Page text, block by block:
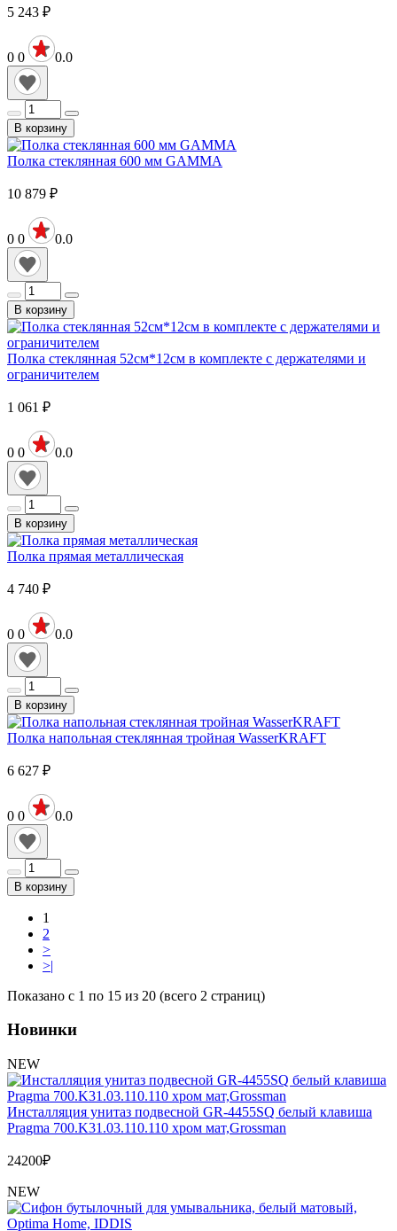
5 243 ₽
0 0 0.0
В корзину
Полка стеклянная 600 мм GAMMA
10 879 ₽
0 0 0.0
В корзину
Полка стеклянная 52см*12см в комплекте с держателями и
ограничителем
1 061 ₽
0 0 0.0
В корзину
Полка прямая металлическая
4 740 ₽
0 0 0.0
В корзину
Полка напольная стеклянная тройная WasserKRAFT
6 627 ₽
0 0 0.0
В корзину
1
2
>
>|
Показано с 1 по 15 из 20 (всего 2 страниц)
Новинки
NEW
Инсталляция унитаз подвесной GR-4455SQ белый клавиша
Pragma 700.K31.03.110.110 хром мат,Grossman
24200₽
NEW